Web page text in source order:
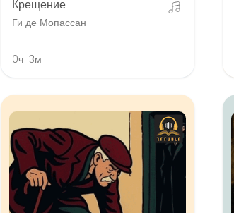
Крещение
Ги де Мопассан
0ч 13м